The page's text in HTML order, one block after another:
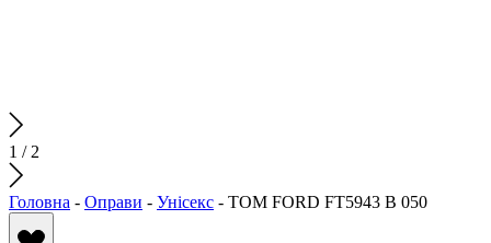
1 / 2
Головна - Оправи - Унісекс - TOM FORD FT5943 B 050